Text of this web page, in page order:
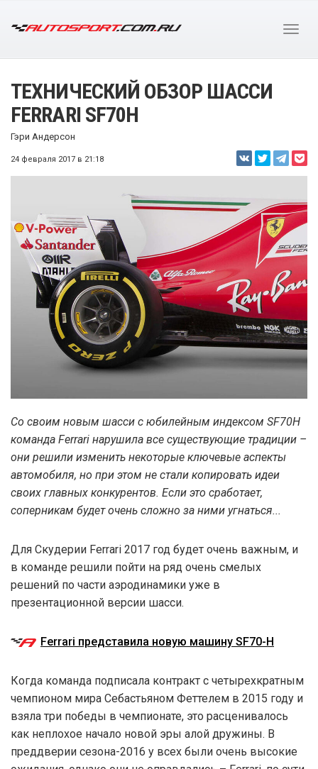
ТЕХНИЧЕСКИЙ ОБЗОР ШАССИ
FERRARI SF70H
Гэри Андерсон
24 февраля 2017 в 21:18
Со своим новым шасси с юбилейным индексом SF70H
команда Ferrari нарушила все существующие традиции –
они решили изменить некоторые ключевые аспекты
автомобиля, но при этом не стали копировать идеи
своих главных конкурентов. Если это сработает,
соперникам будет очень сложно за ними угнаться...
Для Скудерии Ferrari 2017 год будет очень важным, и
в команде решили пойти на ряд очень смелых
решений по части аэродинамики уже в
презентационной версии шасси.
Ferrari представила новую машину SF70-H
Когда команда подписала контракт с четырехкратным
чемпионом мира Себастьяном Феттелем в 2015 году и
взяла три победы в чемпионате, это расценивалось
как неплохое начало новой эры алой дружины. В
преддверии сезона-2016 у всех были очень высокие